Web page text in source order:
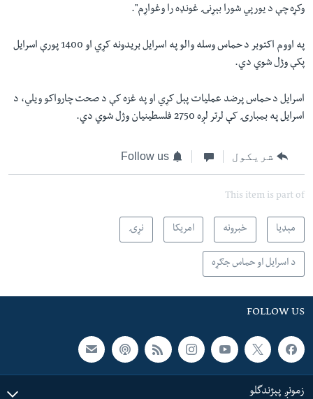
وکړه چې د یورپي شورا بېړنۍ غونډه را وغواړم".
په اووم اکتوبر د حماس وسله والو په اسرايل بریدونه کړي او 1400 پورې اسرايل
پکې وژل شوي دي.
اسرايل د حماس پرضد عمليات پېل کړي او په غزه کې د صحت چارواکو ویلي، د
اسرايل په بمبارۍ کې لرتر لږه 2750 فلسطينيان وژل شوي دي.
شریکول Follow us
This item is part of
مېډیا خبرونه امریکا نړۍ
د اسرایل او حماس جګړه
FOLLOW US
زمونږ پېژندگلو